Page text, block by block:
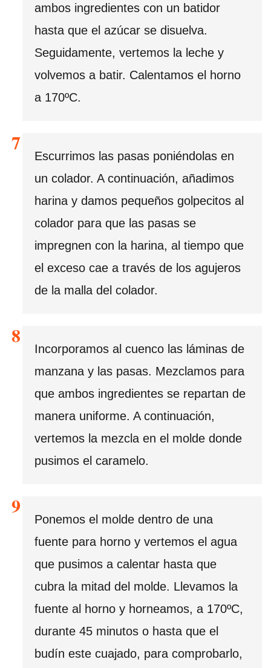
ambos ingredientes con un batidor
hasta que el azúcar se disuelva.
Seguidamente, vertemos la leche y
volvemos a batir. Calentamos el horno
a 170ºC.
Escurrimos las pasas poniéndolas en
un colador. A continuación, añadimos
harina y damos pequeños golpecitos al
colador para que las pasas se
impregnen con la harina, al tiempo que
el exceso cae a través de los agujeros
de la malla del colador.
Incorporamos al cuenco las láminas de
manzana y las pasas. Mezclamos para
que ambos ingredientes se repartan de
manera uniforme. A continuación,
vertemos la mezcla en el molde donde
pusimos el caramelo.
Ponemos el molde dentro de una
fuente para horno y vertemos el agua
que pusimos a calentar hasta que
cubra la mitad del molde. Llevamos la
fuente al horno y horneamos, a 170ºC,
durante 45 minutos o hasta que el
budín este cuajado, para comprobarlo,